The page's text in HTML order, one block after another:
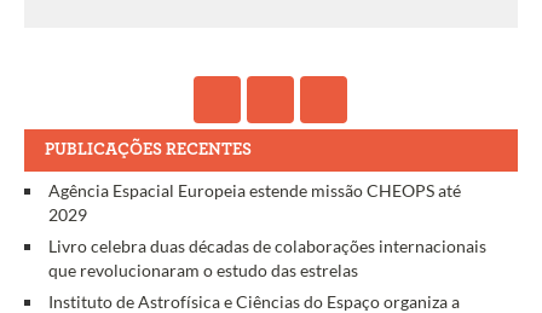
PUBLICAÇÕES RECENTES
Agência Espacial Europeia estende missão CHEOPS até
2029
Livro celebra duas décadas de colaborações internacionais
que revolucionaram o estudo das estrelas
Instituto de Astrofísica e Ciências do Espaço organiza a